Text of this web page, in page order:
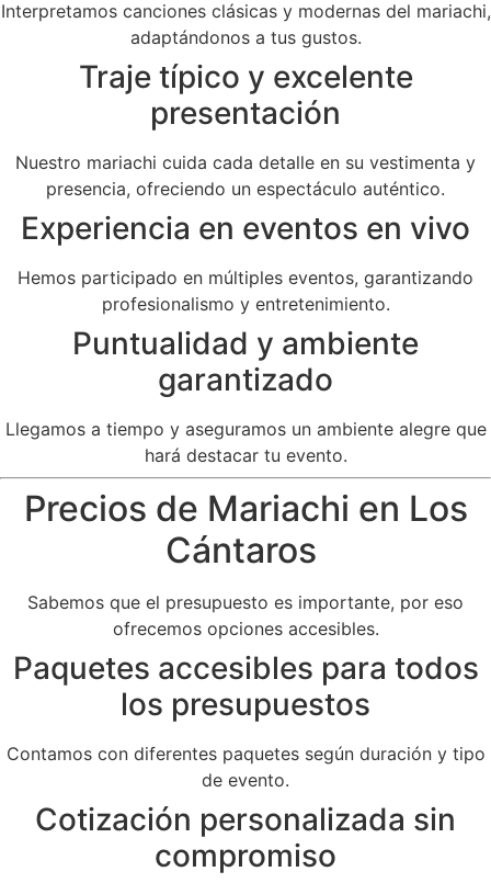
Interpretamos canciones clásicas y modernas del mariachi,
adaptándonos a tus gustos.
Traje típico y excelente
presentación
Nuestro mariachi cuida cada detalle en su vestimenta y
presencia, ofreciendo un espectáculo auténtico.
Experiencia en eventos en vivo
Hemos participado en múltiples eventos, garantizando
profesionalismo y entretenimiento.
Puntualidad y ambiente
garantizado
Llegamos a tiempo y aseguramos un ambiente alegre que
hará destacar tu evento.
Precios de Mariachi en Los
Cántaros
Sabemos que el presupuesto es importante, por eso
ofrecemos opciones accesibles.
Paquetes accesibles para todos
los presupuestos
Contamos con diferentes paquetes según duración y tipo
de evento.
Cotización personalizada sin
compromiso